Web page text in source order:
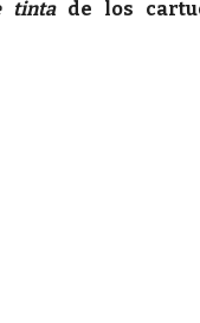
tintade los